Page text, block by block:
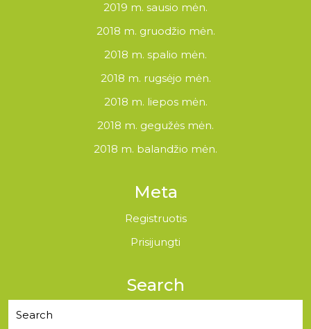
2019 m. sausio mėn.
2018 m. gruodžio mėn.
2018 m. spalio mėn.
2018 m. rugsėjo mėn.
2018 m. liepos mėn.
2018 m. gegužės mėn.
2018 m. balandžio mėn.
Meta
Registruotis
Prisijungti
Search